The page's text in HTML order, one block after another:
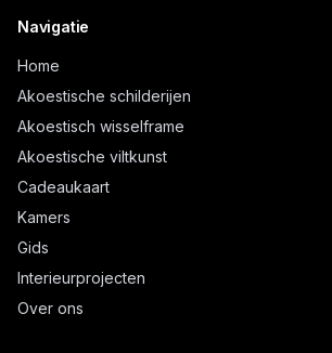
Navigatie
Home
Akoestische schilderijen
Akoestisch wisselframe
Akoestische viltkunst
Cadeaukaart
Kamers
Gids
Interieurprojecten
Over ons